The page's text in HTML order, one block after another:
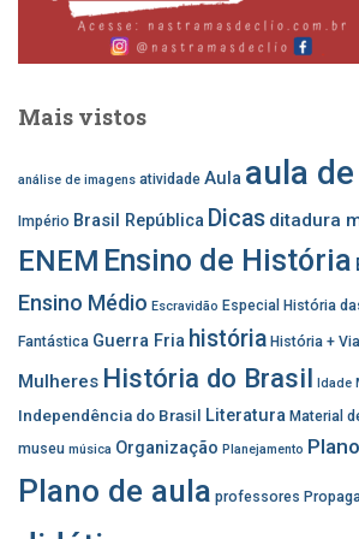
Mais vistos
análise de imagens atividade Aula aula
Império Brasil República Dicas ditadura
ENEM Ensino de História
Ensino Médio Escravidão Especial História
Fantástica Guerra Fria história História +
Mulheres História do Brasil Idade
Independência do Brasil Literatura Material
museu música Organização Planejamento
Plano de aula professores